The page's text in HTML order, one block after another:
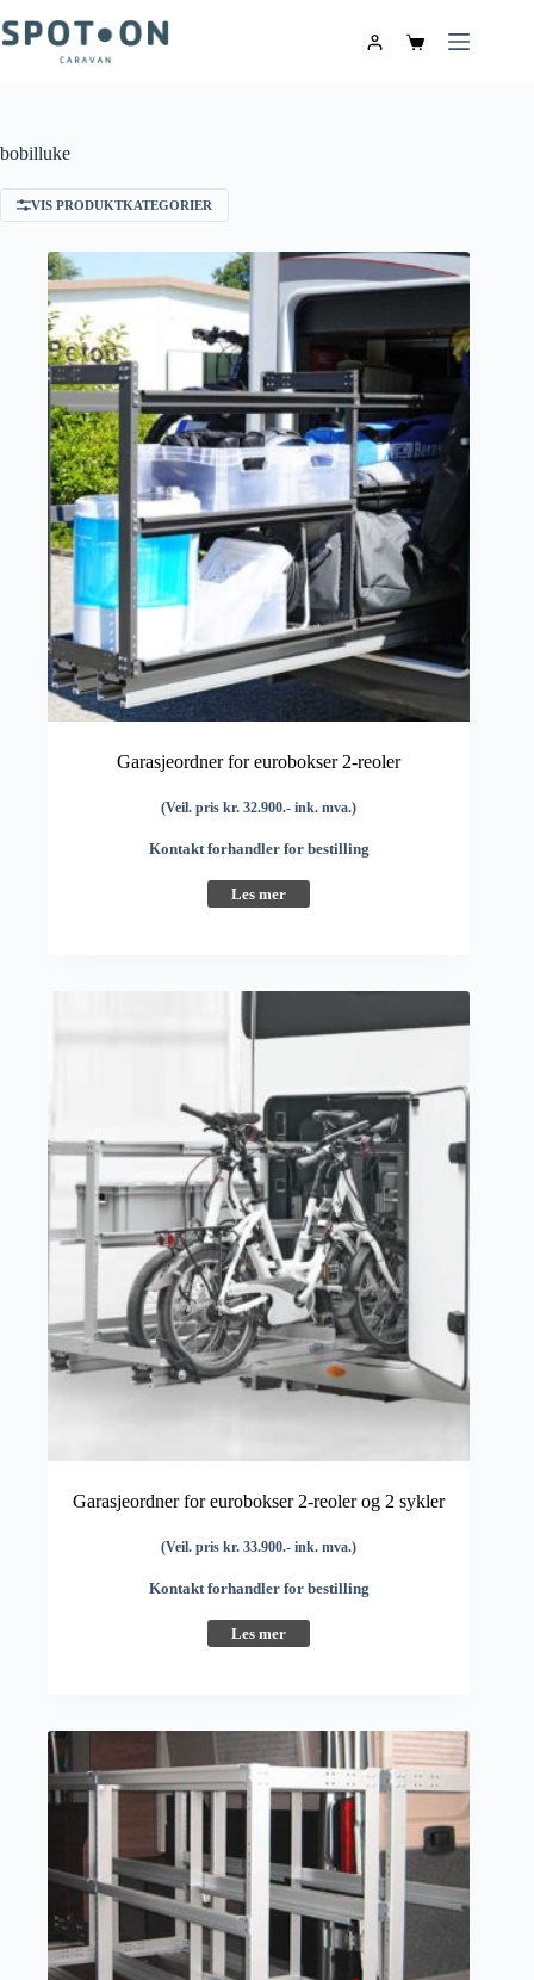
bobilluke
VIS PRODUKTKATEGORIER
Garasjeordner for eurobokser 2-reoler
(Veil. pris kr. 32.900.- ink. mva.)
Kontakt forhandler for bestilling
Les mer
Garasjeordner for eurobokser 2-reoler og 2 sykler
(Veil. pris kr. 33.900.- ink. mva.)
Kontakt forhandler for bestilling
Les mer